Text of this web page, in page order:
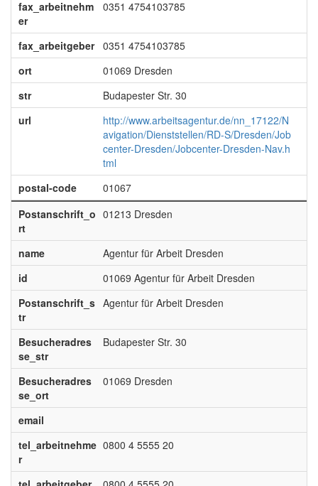
fax_arbeitnehm
er
0351 4754103785
fax_arbeitgeber
0351 4754103785
ort
01069 Dresden
str
Budapester Str. 30
url
http://www.arbeitsagentur.de/nn_17122/N
avigation/Dienststellen/RD-S/Dresden/Job
center-Dresden/Jobcenter-Dresden-Nav.h
tml
postal-code
01067
Postanschrift_o
rt
01213 Dresden
name
Agentur für Arbeit Dresden
id
01069 Agentur für Arbeit Dresden
Postanschrift_s
tr
Agentur für Arbeit Dresden
Besucheradres
se_str
Budapester Str. 30
Besucheradres
se_ort
01069 Dresden
email
tel_arbeitnehme
r
0800 4 5555 20